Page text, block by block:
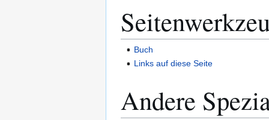
Buch
Links auf diese Seite
Andere